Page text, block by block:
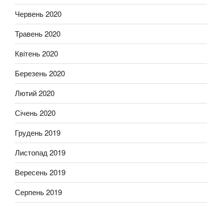
Червень 2020
Травень 2020
Квітень 2020
Березень 2020
Лютий 2020
Січень 2020
Грудень 2019
Листопад 2019
Вересень 2019
Серпень 2019